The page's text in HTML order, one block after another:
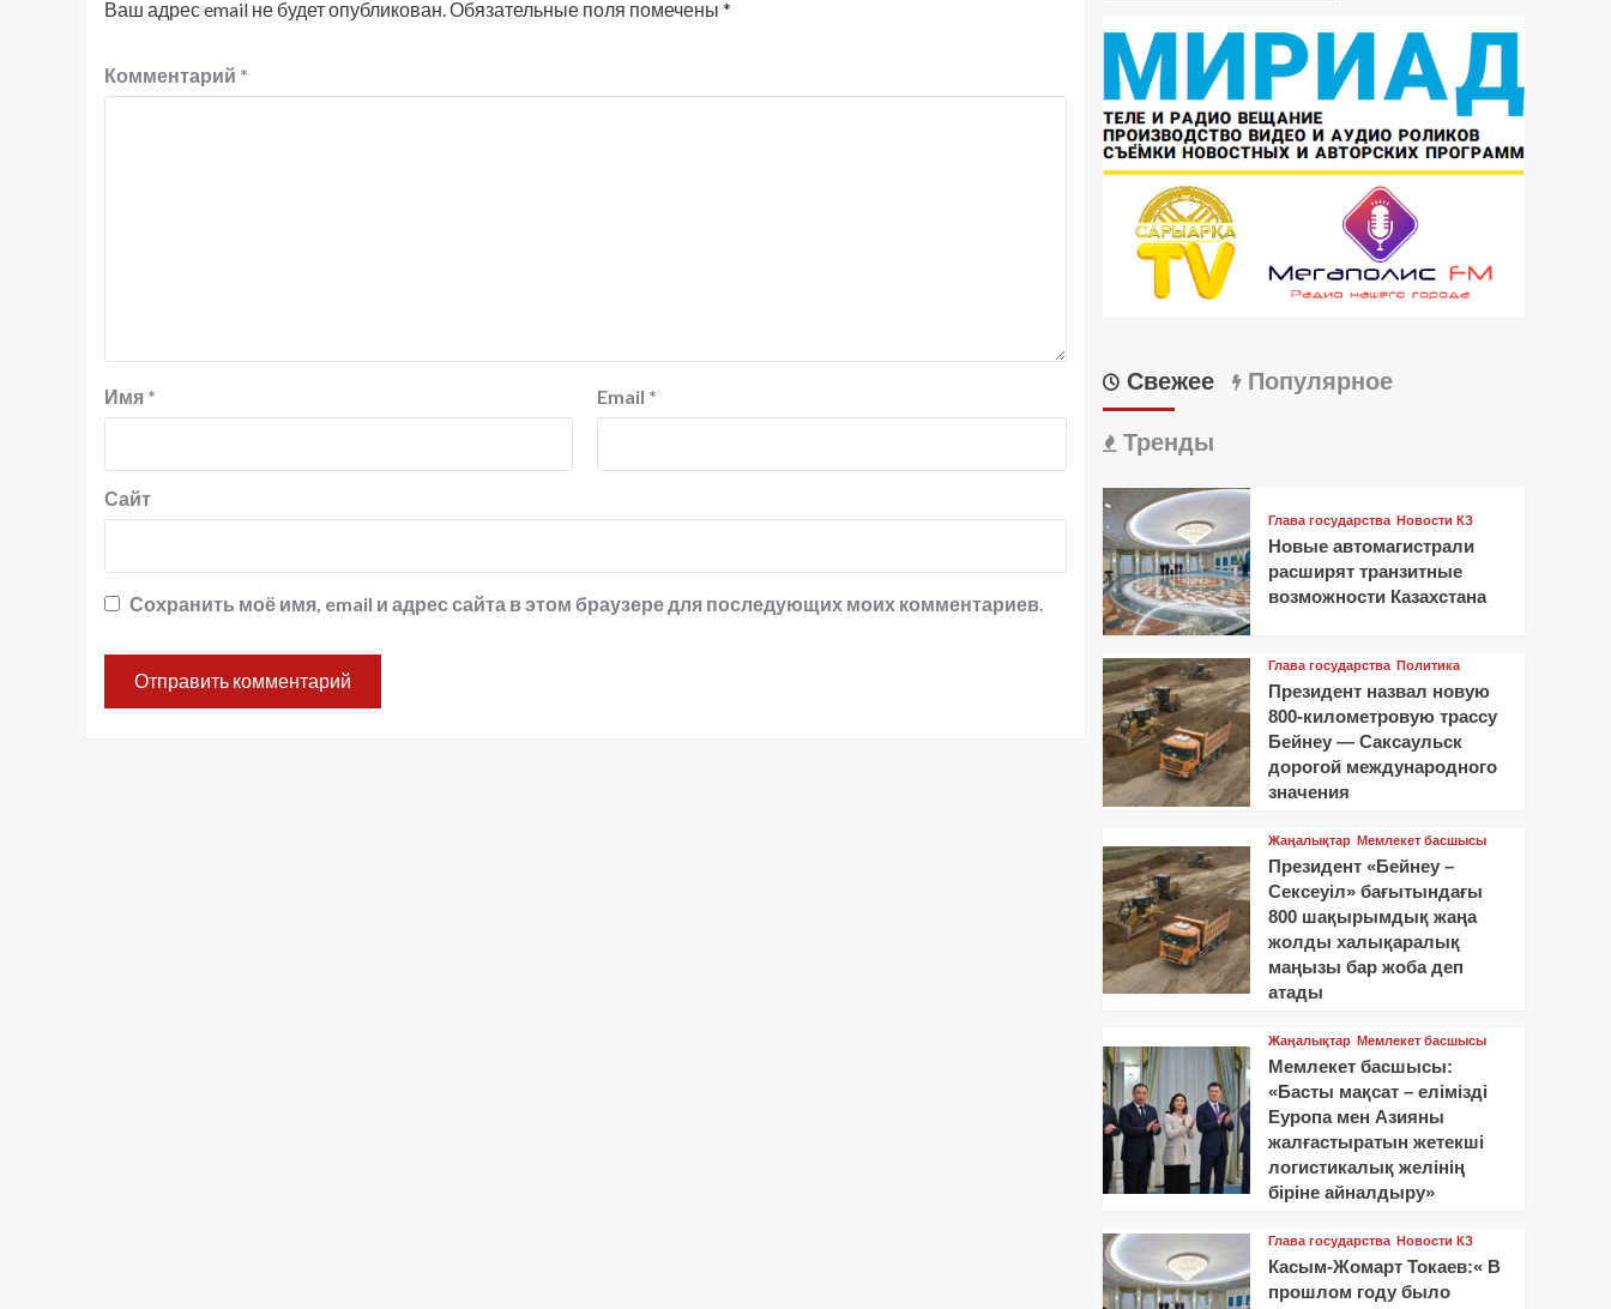
Ваш адрес email не будет опубликован.Обязательные поля помечены *
Комментарий *
Имя * Email *
Сайт
Сохранить моё имя, email и адрес сайта в этом браузере для последующих моих комментариев.
Свежее Популярное
Тренды
Глава государства Новости КЗ
Новые автомагистрали
расширят транзитные
возможности Казахстана
Глава государства Политика
Президент назвал новую
800-километровую трассу
Бейнеу — Саксаульск
дорогой международного
значения
Жаңалықтар Мемлекет басшысы
Президент «Бейнеу –
Сексеуіл» бағытындағы
800 шақырымдық жаңа
жолды халықаралық
маңызы бар жоба деп
атады
Жаңалықтар Мемлекет басшысы
Мемлекет басшысы:
«Басты мақсат – елімізді
Еуропа мен Азияны
жалғастыратын жетекші
логистикалық желінің
біріне айналдыру»
Глава государства Новости КЗ
Касым-Жомарт Токаев:« В
прошлом году было